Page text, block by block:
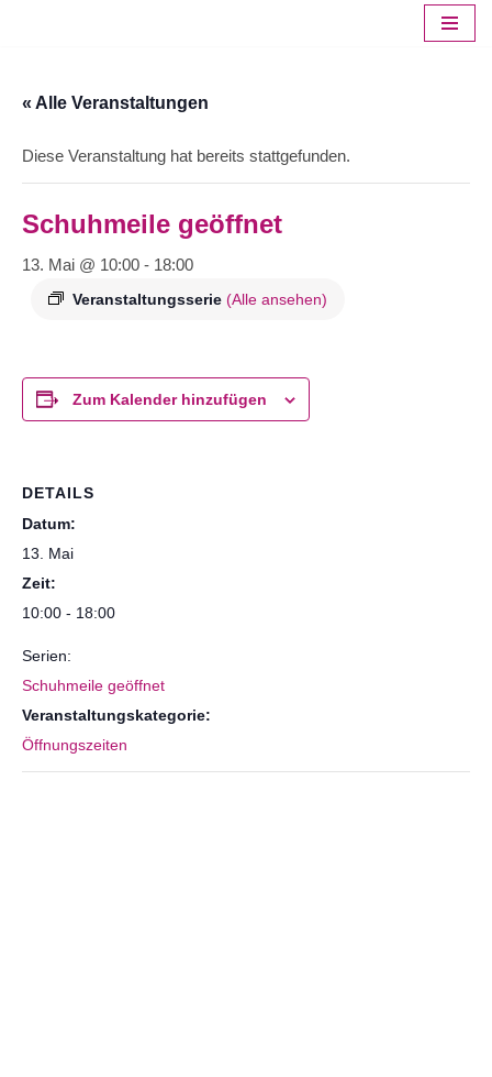
springen
« Alle Veranstaltungen
Diese Veranstaltung hat bereits stattgefunden.
Schuhmeile geöffnet
13. Mai @ 10:00 - 18:00
Veranstaltungsserie (Alle ansehen)
Zum Kalender hinzufügen
DETAILS
Datum:
13. Mai
Zeit:
10:00 - 18:00
Serien:
Schuhmeile geöffnet
Veranstaltungskategorie:
Öffnungszeiten